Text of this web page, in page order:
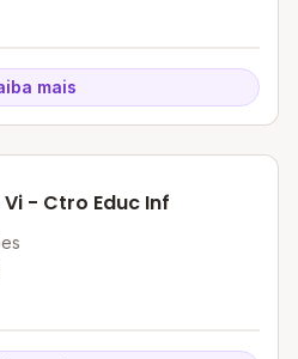
mais
- Ctro Educ Inf